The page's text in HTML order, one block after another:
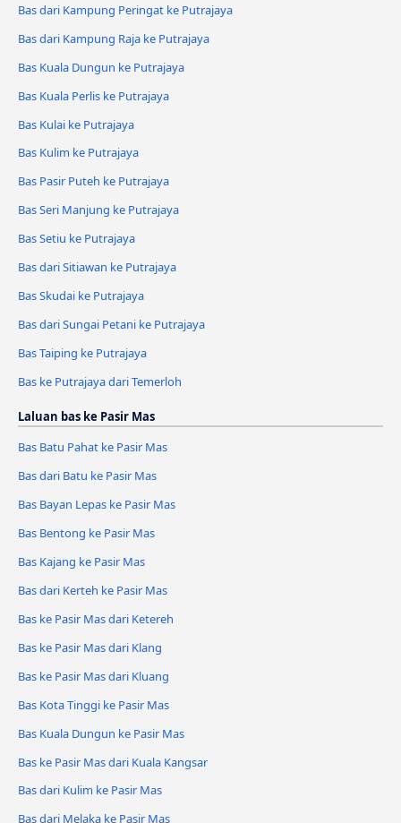
Bas dari Kampung Peringat ke Putrajaya
Bas dari Kampung Raja ke Putrajaya
Bas Kuala Dungun ke Putrajaya
Bas Kuala Perlis ke Putrajaya
Bas Kulai ke Putrajaya
Bas Kulim ke Putrajaya
Bas Pasir Puteh ke Putrajaya
Bas Seri Manjung ke Putrajaya
Bas Setiu ke Putrajaya
Bas dari Sitiawan ke Putrajaya
Bas Skudai ke Putrajaya
Bas dari Sungai Petani ke Putrajaya
Bas Taiping ke Putrajaya
Bas ke Putrajaya dari Temerloh
Laluan bas ke Pasir Mas
Bas Batu Pahat ke Pasir Mas
Bas dari Batu ke Pasir Mas
Bas Bayan Lepas ke Pasir Mas
Bas Bentong ke Pasir Mas
Bas Kajang ke Pasir Mas
Bas dari Kerteh ke Pasir Mas
Bas ke Pasir Mas dari Ketereh
Bas ke Pasir Mas dari Klang
Bas ke Pasir Mas dari Kluang
Bas Kota Tinggi ke Pasir Mas
Bas Kuala Dungun ke Pasir Mas
Bas ke Pasir Mas dari Kuala Kangsar
Bas dari Kulim ke Pasir Mas
Bas dari Melaka ke Pasir Mas